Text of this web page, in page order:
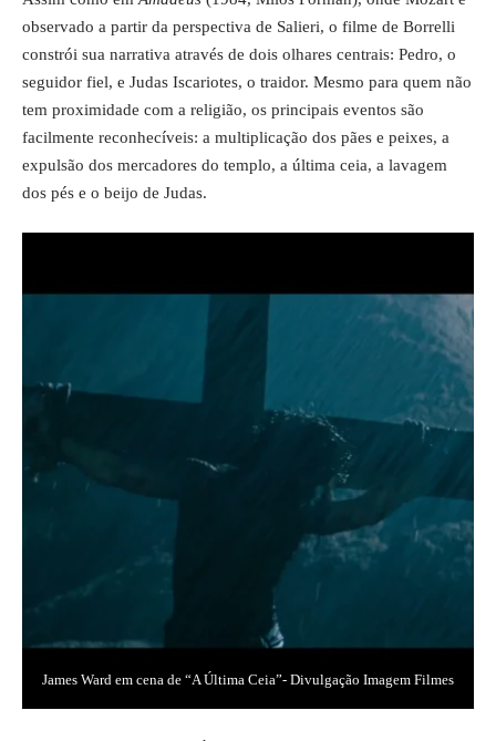
observado a partir da perspectiva de Salieri, o filme de Borrelli
constrói sua narrativa através de dois olhares centrais: Pedro, o
seguidor fiel, e Judas Iscariotes, o traidor. Mesmo para quem não
tem proximidade com a religião, os principais eventos são
facilmente reconhecíveis: a multiplicação dos pães e peixes, a
expulsão dos mercadores do templo, a última ceia, a lavagem
dos pés e o beijo de Judas.
James Ward em cena de “A Última Ceia”- Divulgação Imagem Filmes